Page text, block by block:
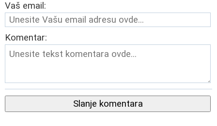
Vaš email:
Komentar:
Slanje komentara